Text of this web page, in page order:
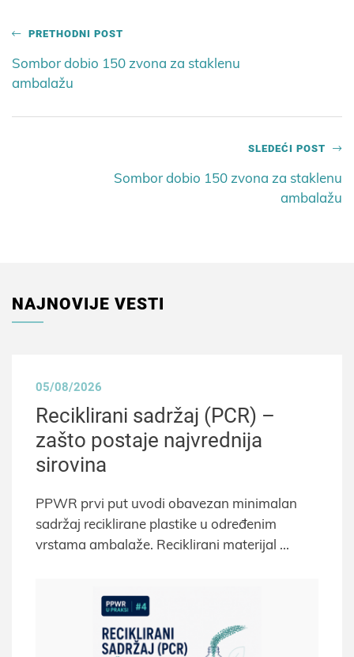
PRETHODNI POST
Sombor dobio 150 zvona za staklenu
ambalažu
SLEDEĆI POST
Sombor dobio 150 zvona za staklenu
ambalažu
NAJNOVIJE VESTI
05/08/2026
Reciklirani sadržaj (PCR) –
zašto postaje najvrednija
sirovina
PPWR prvi put uvodi obavezan minimalan
sadržaj reciklirane plastike u određenim
vrstama ambalaže. Reciklirani materijal